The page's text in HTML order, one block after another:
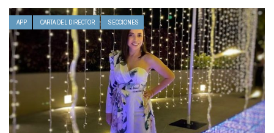
APP CARTA DEL DIRECTOR SECCIONES